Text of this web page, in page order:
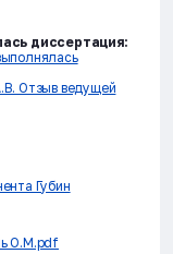
диссертация:
Отзыв ведущей
Губин
О.М.pdf